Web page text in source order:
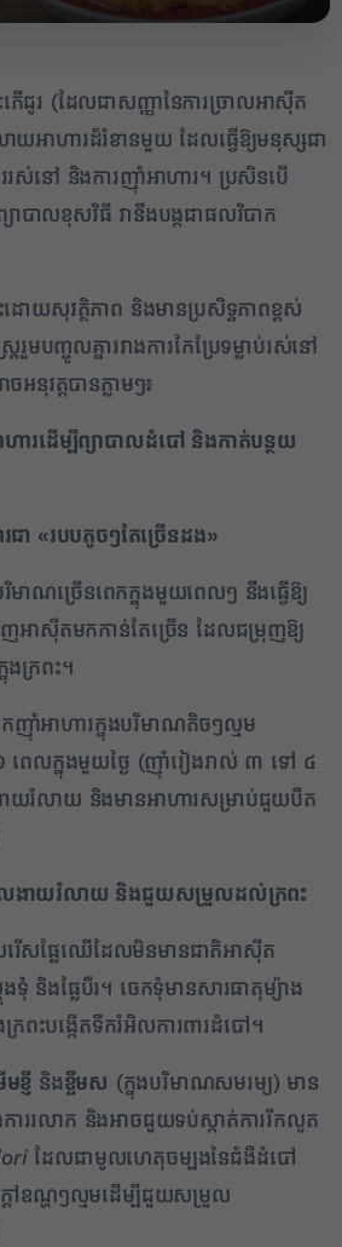
ើជូរ (ដែលជាសញ្ញានៃការច្រាលអាស៊ីត
ាយអាហារដ៏រំខានមួយ ដែលធ្វើឱ្យមនុស្សជា
ររស់នៅ និងការញ៉ាំអាហារ។ ប្រសិនបើ
បាលខុសវិធី វានឹងបង្កជាផលវិបាក
ដោយសុវត្ថិភាព និងមានប្រសិទ្ធភាពខ្ពស់
រួមបញ្ចូលគ្នារវាងការកែប្រែទម្លាប់រស់នៅ
អនុវត្តបានភ្លាមៗ៖
ាហារដើម្បីព្យាបាលដំបៅ និងកាត់បន្ថយ
ជា «របបតូចៗតែច្រើនដង»
រិមាណច្រើនពេកក្នុងមួយពេលៗ នឹងធ្វើឱ្យ
ញអាស៊ីតមកកាន់តែច្រើន ដែលជម្រុញឱ្យ
ងក្រពះ។
កញ៉ាំអាហារក្នុងបរិមាណតិចៗល្មម
ពេលក្នុងមួយថ្ងៃ (ញ៉ាំរៀងរាល់ ៣ ទៅ ៤
ងាយរំលាយ និងមានអាហារសម្រាប់ជួយបឺត
លងាយរំលាយ និងជួយសម្រួលដល់ក្រពះ
រើសផ្លែឈើដែលមិនមានជាតិអាស៊ីត
និងផ្លែបឺរ។ ចេកទុំមានសារធាតុម្យ៉ាង
ពះបង្កើតទឹករំអិលការពារដំបៅ។
មខ្ញី និងខ្ទឹមស (ក្នុងបរិមាណសមរម្យ) មាន
ាររលាក និងអាចជួយទប់ស្កាត់ការរីកលូត
ដែលជាមូលហេតុចម្បងនៃជំងឺដំបៅ
តៅឧណ្ហៗល្មមដើម្បីជួយសម្រួល